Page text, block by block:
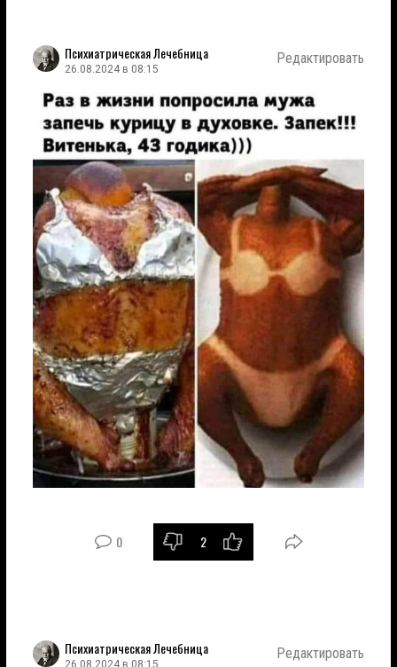
Психиатрическая Лечебница
26.08.2024 в 08:15
Редактировать
0 2
Психиатрическая Лечебница
26.08.2024 в 08:15
Редактировать